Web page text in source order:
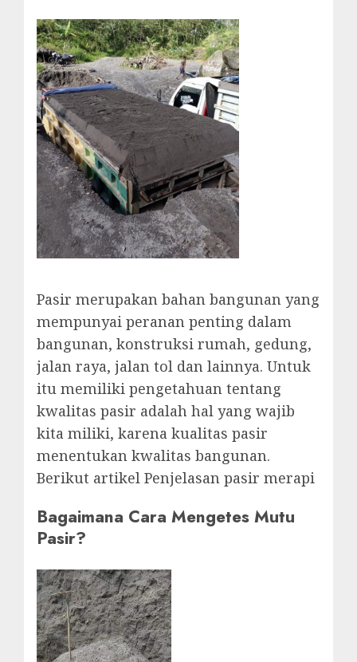
Pasir merupakan bahan bangunan yang
mempunyai peranan penting dalam
bangunan, konstruksi rumah, gedung,
jalan raya, jalan tol dan lainnya. Untuk
itu memiliki pengetahuan tentang
kwalitas pasir adalah hal yang wajib
kita miliki, karena kualitas pasir
menentukan kwalitas bangunan.
Berikut artikel Penjelasan pasir merapi
Bagaimana Cara Mengetes Mutu
Pasir?